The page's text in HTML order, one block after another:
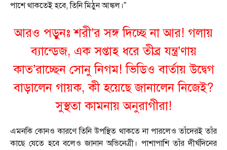
পাশে থাকতেই হবে, তিনি মিঠুন আঙ্কল।”
আরও পড়ুনঃশরী’র সঙ্গ দিচ্ছে না আর! গলায়
ব্যান্ডেজ, এক সপ্তাহ ধরে তীব্র যন্ত্র’ণায়
কাত’রাচ্ছেন সোনু নিগম! ভিডিও বার্তায় উদ্বেগ
বাড়ালেন গায়ক, কী হয়েছে জানালেন নিজেই?
সুস্থতা কামনায় অনুরাগীরা!
এমনকি কোনও কারণে তিনি উপস্থিত থাকতে না পারলেও তাঁদেরই তাঁর
কাছে যেতে হবে বলেও জানান অভিনেত্রী। পাশাপাশি তাঁর দীর্ঘদিনের